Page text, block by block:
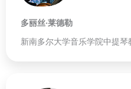
多丽丝·莱德勒
新南多尔大学音乐学院中提琴